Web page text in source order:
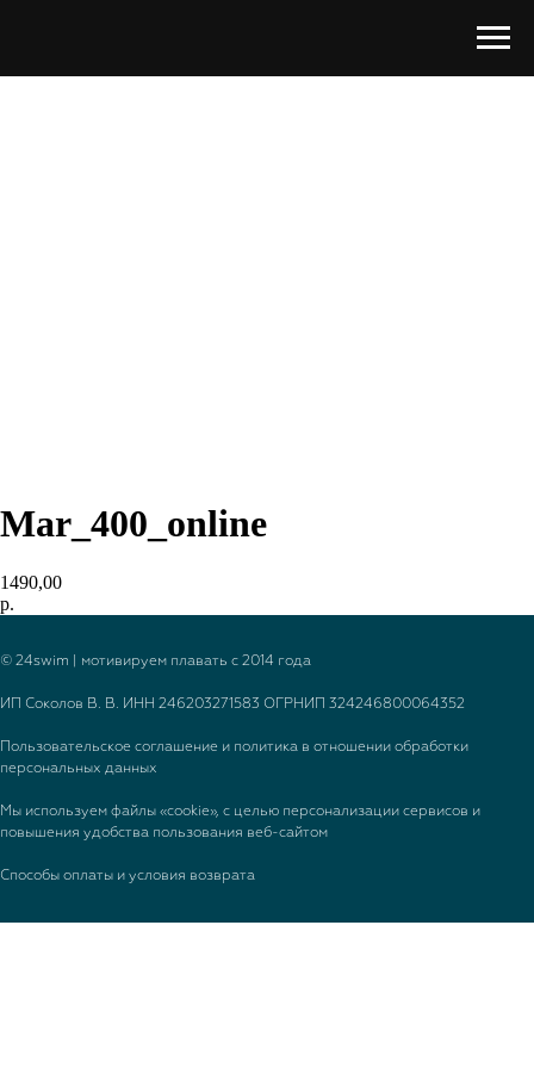
Mar_400_online
1490,00
р.
© 24swim | мотивируем плавать с 2014 года
ИП Соколов В. В. ИНН 246203271583 ОГРНИП 324246800064352
Пользовательское соглашение и политика в отношении обработки
персональных данных
Мы используем файлы «cookie», с целью персонализации сервисов и
повышения удобства пользования веб-сайтом
Способы оплаты и условия возврата